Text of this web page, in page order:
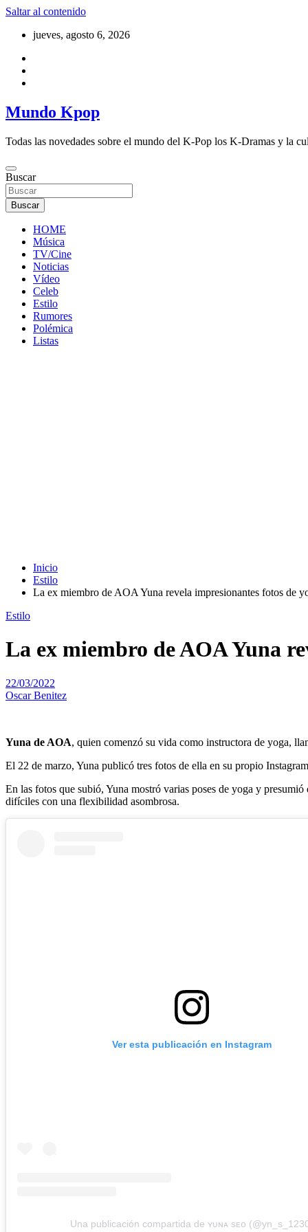
Saltar al contenido
jueves, agosto 6, 2026
Mundo Kpop
Todas las novedades sobre el mundo del K-Pop los K-Dramas y la
Buscar
Buscar
HOME
Música
TV/Cine
Noticias
Vídeo
Celeb
Estilo
Rumores
Polémica
Listas
Inicio
Estilo
La ex miembro de AOA Yuna revela impresionantes fotos de
Estilo
La ex miembro de AOA Yuna
22/03/2022
Oscar Benitez
Yuna de AOA, quien comenzó su vida como instructora de yoga,
El 22 de marzo, Yuna publicó tres fotos de ella en su propio
En las fotos que subió, Yuna mostró varias poses de yoga y
difíciles con una flexibilidad asombrosa.
Ver esta publicación en Instagram
Una publicación compartida de ʏᴜɴᴀ sᴇᴏ